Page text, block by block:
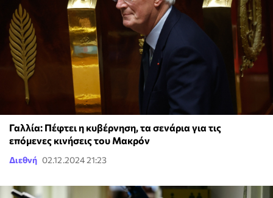
Γαλλία: Πέφτει η κυβέρνηση, τα σενάρια για τις
επόμενες κινήσεις του Μακρόν
Διεθνή 02.12.2024 21:23